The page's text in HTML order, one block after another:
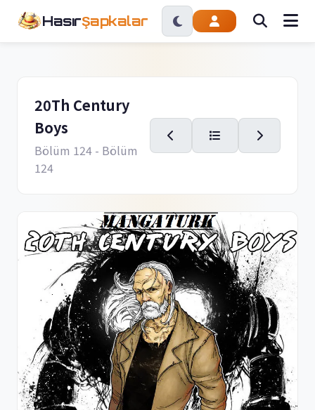
HasırŞapkalar
20Th Century
Boys
Bölüm 124 - Bölüm
124